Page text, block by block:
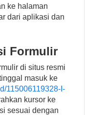
ke halaman
dari aplikasi dan
Formulir
di situs resmi
masuk ke
115006119328-I-
kursor ke
sesuai dengan